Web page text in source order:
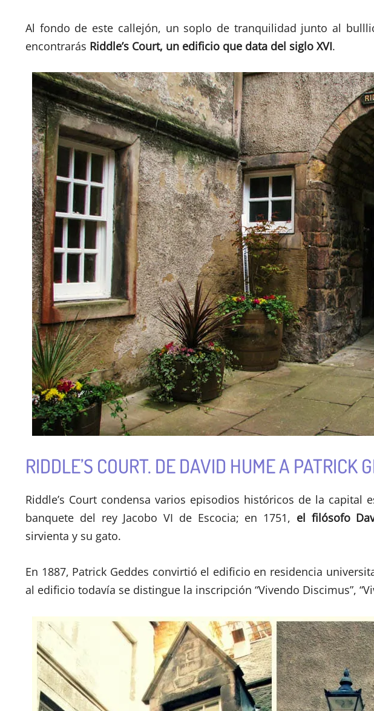
Al fondo de este callejón, un soplo de tranquilidad junto al
encontrarás Riddle’s Court, un edificio que data del siglo XVI.
RIDDLE’S COURT. DE DAVID HUME A PATRICK
Riddle’s Court condensa varios episodios históricos de la capital
banquete del rey Jacobo VI de Escocia; en 1751, el filósofo
sirvienta y su gato.
En 1887, Patrick Geddes convirtió el edificio en residencia
al edificio todavía se distingue la inscripción “Vivendo Discimus”,